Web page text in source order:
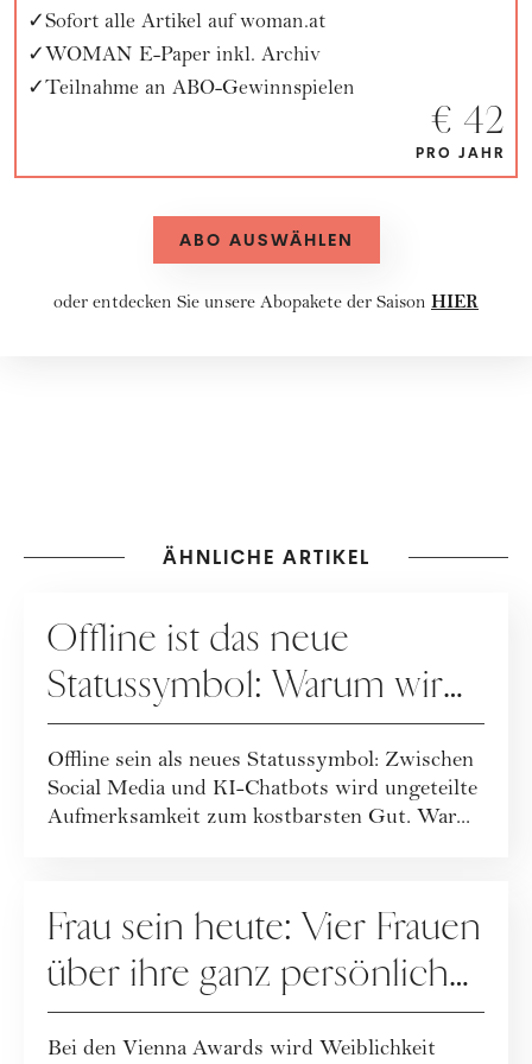
Sofort alle Artikel auf woman.at
WOMAN E-Paper inkl. Archiv
Teilnahme an ABO-Gewinnspielen
€ 42
PRO JAHR
ABO AUSWÄHLEN
oder entdecken Sie unsere Abopakete der Saison HIER
ÄHNLICHE ARTIKEL
Offline ist das neue
Statussymbol: Warum wir
wieder mehr leben statt
posten
Offline sein als neues Statussymbol: Zwischen
Social Media und KI-Chatbots wird ungeteilte
Aufmerksamkeit zum kostbarsten Gut. War...
Frau sein heute: Vier Frauen
über ihre ganz persönliche
Definition
Bei den Vienna Awards wird Weiblichkeit